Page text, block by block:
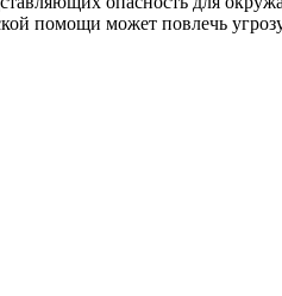
помощи может повлечь